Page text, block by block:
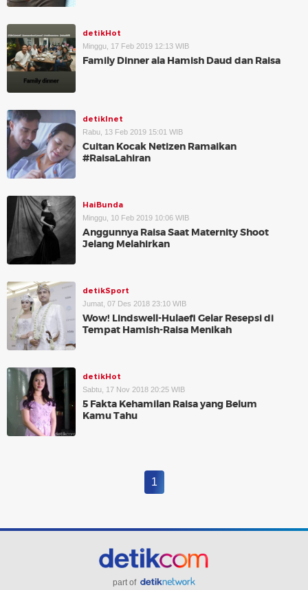
detikHot
Minggu, 17 Feb 2019 12:13 WIB
Family Dinner ala Hamish Daud dan Raisa
detikInet
Rabu, 13 Feb 2019 15:01 WIB
Cuitan Kocak Netizen Ramaikan
#RaisaLahiran
HaiBunda
Minggu, 10 Feb 2019 10:06 WIB
Anggunnya Raisa Saat Maternity Shoot
Jelang Melahirkan
detikSport
Jumat, 07 Des 2018 23:10 WIB
Wow! Lindswell-Hulaefi Gelar Resepsi di
Tempat Hamish-Raisa Menikah
detikHot
Sabtu, 17 Nov 2018 20:25 WIB
5 Fakta Kehamilan Raisa yang Belum
Kamu Tahu
1
part of